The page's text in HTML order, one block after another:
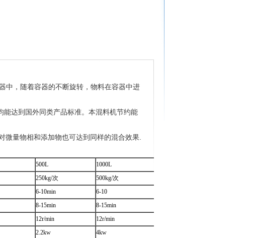
中，随着容器的不断旋转，物料在容器中进
能达到国外同类产品标准。本混料机节约能
微量物相和添加物也可达到同样的混合效果.
500L
1000L
250kg/次
500kg/次
6-10min
6-10
8-15min
8-15min
12r/min
12r/min
2.2kw 4kw